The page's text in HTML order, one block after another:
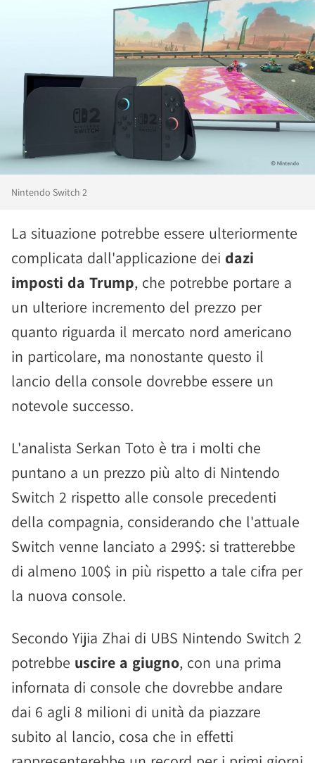
Nintendo Switch 2
La situazione potrebbe essere ulteriormente
complicata dall'applicazione dei dazi
imposti da Trump, che potrebbe portare a
un ulteriore incremento del prezzo per
quanto riguarda il mercato nord americano
in particolare, ma nonostante questo il
lancio della console dovrebbe essere un
notevole successo.
L'analista Serkan Toto è tra i molti che
puntano a un prezzo più alto di Nintendo
Switch 2 rispetto alle console precedenti
della compagnia, considerando che l'attuale
Switch venne lanciato a 299$: si tratterebbe
di almeno 100$ in più rispetto a tale cifra per
la nuova console.
Secondo Yijia Zhai di UBS Nintendo Switch 2
potrebbe uscire a giugno, con una prima
infornata di console che dovrebbe andare
dai 6 agli 8 milioni di unità da piazzare
subito al lancio, cosa che in effetti